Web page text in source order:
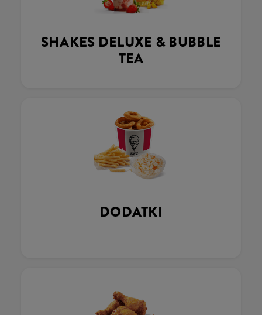
SHAKES DELUXE & BUBBLE
TEA
DODATKI